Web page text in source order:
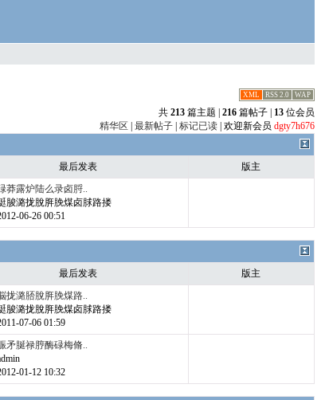
XML RSS 2.0 WAP
共 213篇主题 | 216篇帖子 | 13位会员
精华区
最新帖子| 标记已读| 欢迎新会员 dgty7h676
最后发表 版主
莽露炉陆么录卤脟..
脧潞拢脫脌脕煤卤脙路搂
06-26 00:51
最后发表 版主
拢潞脴脫脌脕煤路..
脧潞拢脫脌脕煤卤脙路搂
07-06 01:59
矛脠禄脝酶碌梅脩..
01-12 10:32